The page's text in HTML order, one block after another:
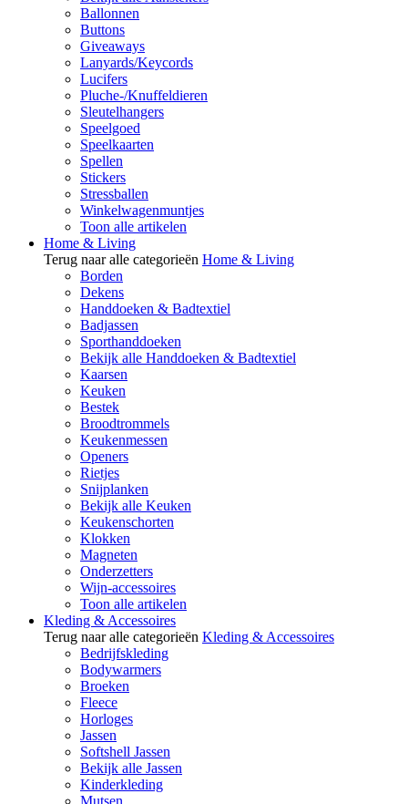
Ballonnen
Buttons
Giveaways
Lanyards/Keycords
Lucifers
Pluche-/Knuffeldieren
Sleutelhangers
Speelgoed
Speelkaarten
Spellen
Stickers
Stressballen
Winkelwagenmuntjes
Toon alle artikelen
Home & Living
Terug naar alle categorieën Home & Living
Borden
Dekens
Handdoeken & Badtextiel
Badjassen
Sporthanddoeken
Bekijk alle Handdoeken & Badtextiel
Kaarsen
Keuken
Bestek
Broodtrommels
Keukenmessen
Openers
Rietjes
Snijplanken
Bekijk alle Keuken
Keukenschorten
Klokken
Magneten
Onderzetters
Wijn-accessoires
Toon alle artikelen
Kleding & Accessoires
Terug naar alle categorieën Kleding & Accessoires
Bedrijfskleding
Bodywarmers
Broeken
Fleece
Horloges
Jassen
Softshell Jassen
Bekijk alle Jassen
Kinderkleding
Mutsen